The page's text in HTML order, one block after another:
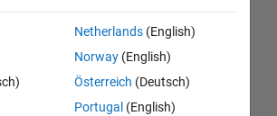
Netherlands(English)
Norway(English)
Österreich (Deutsch)
Portugal (English)